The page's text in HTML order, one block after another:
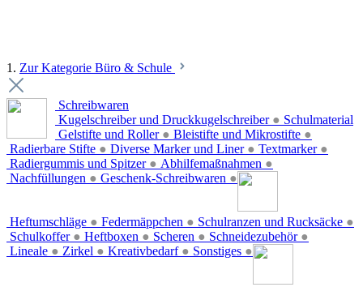
1. Zur Kategorie Büro & Schule
Schreibwaren
Kugelschreiber und Druckkugelschreiber ●
Gelstifte und Roller ● Bleistifte und Mikrostifte ●
Radierbare Stifte ● Diverse Marker und Liner ● Textmarker ●
Radiergummis und Spitzer ● Abhilfemaßnahmen ●
Nachfüllungen ● Geschenk-Schreibwaren ●
Schulmaterial
Heftumschläge ● Federmäppchen ● Schulranzen und Rucksäcke ●
Schulkoffer ● Heftboxen ● Scheren ● Schneidezubehör ●
Lineale ● Zirkel ● Kreativbedarf ● Sonstiges ●